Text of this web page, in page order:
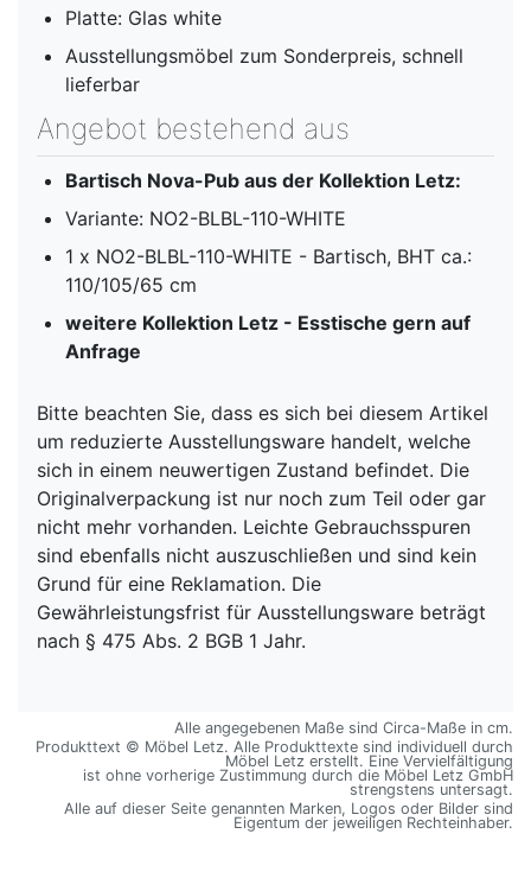
Platte: Glas white
Ausstellungsmöbel zum Sonderpreis, schnell
lieferbar
Angebot bestehend aus
Bartisch Nova-Pub aus der Kollektion Letz:
Variante: NO2-BLBL-110-WHITE
1 x NO2-BLBL-110-WHITE - Bartisch, BHT ca.:
110/105/65 cm
weitere Kollektion Letz - Esstische gern auf
Anfrage
Bitte beachten Sie, dass es sich bei diesem Artikel
um reduzierte Ausstellungsware handelt, welche
sich in einem neuwertigen Zustand befindet. Die
Originalverpackung ist nur noch zum Teil oder gar
nicht mehr vorhanden. Leichte Gebrauchsspuren
sind ebenfalls nicht auszuschließen und sind kein
Grund für eine Reklamation. Die
Gewährleistungsfrist für Ausstellungsware beträgt
nach § 475 Abs. 2 BGB 1 Jahr.
Alle angegebenen Maße sind Circa-Maße in cm.
Produkttext © Möbel Letz. Alle Produkttexte sind individuell durch
Möbel Letz erstellt. Eine Vervielfältigung
ist ohne vorherige Zustimmung durch die Möbel Letz GmbH
strengstens untersagt.
Alle auf dieser Seite genannten Marken, Logos oder Bilder sind
Eigentum der jeweiligen Rechteinhaber.